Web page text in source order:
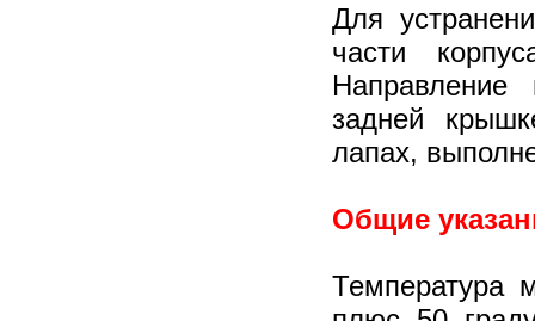
Для
части
Направление
задней
лапах,
Общие
Температура